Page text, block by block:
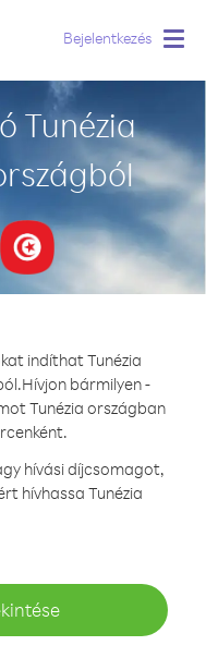
Bejelentkezés
Tunézia
indíthat Tunézia
Hívjon bármilyen -
Tunézia országban
hívási díjcsomagot,
hívhassa Tunézia